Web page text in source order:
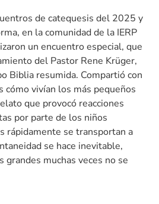
de catequesis del 2025 y
en la comunidad de la IERP
un encuentro especial, que
del Pastor Rene Krüger,
Biblia resumida. Compartió con
cómo vivían los más pequeños
que provocó reacciones
por parte de los niños
rápidamente se transportan a
se hace inevitable,
grandes muchas veces no se